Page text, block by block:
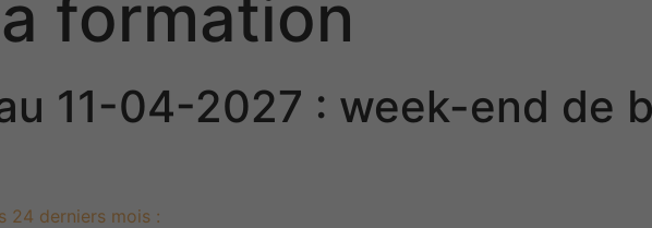
formation
11-04-2027 : week-end de
24 derniers mois :